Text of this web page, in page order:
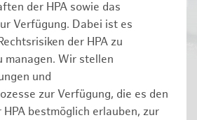
der HPA sowie das
Verfügung. Dabei ist es
der HPA zu
managen. Wir stellen
und
zur Verfügung, die es den
bestmöglich erlauben, zur